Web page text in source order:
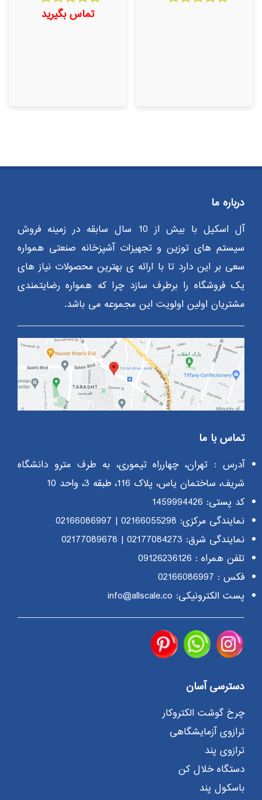
امتیاز
5.00
تماس بگیرید
درباره ما
آل اسکیل با بیش از 10 سال سابقه در زمینه فروش
سیستم های توزین و تجهیزات آشپزخانه صنعتی همواره
سعی بر این دارد تا با ارائه ی بهترین محصولات نیاز های
یک فروشگاه را برطرف سازد چرا که همواره رضایتمندی
مشتریان اولین اولویت این مجموعه می باشد.
تماس با ما
آدرس : تهران، چهارراه تیموری، به طرف مترو دانشگاه
شریف، ساختمان یاس، پلاک 116، طبقه 3، واحد 10
کد پستی: 1459994426
نمایندگی مرکزی: 02166055298
|
02166086997
نمایندگی شرق: 02177084273
|
02177089678
تلفن همراه : 09126236126
فکس : 02166086997
پست الکترونیکی: info@allscale.co
دسترسی آسان
چرخ گوشت الکتروکار
ترازوی آزمایشگاهی
ترازوی پند
دستگاه خلال کن
باسکول پند